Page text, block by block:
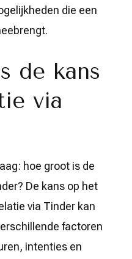
die een
de kans
via
hoe groot is de
De kans op het
via Tinder kan
factoren
intenties en